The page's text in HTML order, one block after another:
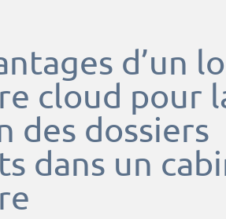
d’un
cloud pour
des dossiers
dans un